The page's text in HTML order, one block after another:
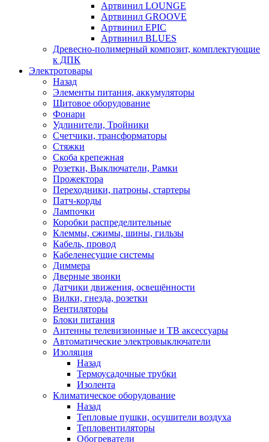
Артвинил LOUNGE
Артвинил GROOVE
Артвинил EPIC
Артвинил BLUES
Древесно-полимерный композит, комплектующие
к ДПК
Электротовары
Назад
Элементы питания, аккумуляторы
Щитовое оборудование
Фонари
Удлинители, Тройники
Счетчики, трансформаторы
Стяжки
Скоба крепежная
Розетки, Выключатели, Рамки
Прожектора
Переходники, патроны, стартеры
Патч-корды
Лампочки
Коробки распределительные
Клеммы, сжимы, шины, гильзы
Кабель, провод
Кабеленесущие системы
Диммера
Дверные звонки
Датчики движения, освещённости
Вилки, гнезда, розетки
Вентиляторы
Блоки питания
Антенны телевизионные и ТВ аксессуары
Автоматические электровыключатели
Изоляция
Назад
Термоусадочные трубки
Изолента
Климатическое оборудование
Назад
Тепловые пушки, осушители воздуха
Тепловентиляторы
Обогреватели